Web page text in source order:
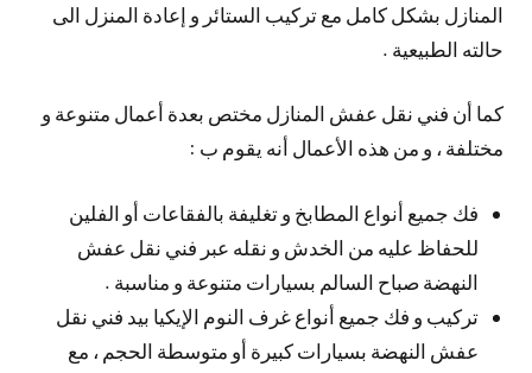
المنازل بشكل كامل مع تركيب الستائر و إعادة المنزل الى
حالته الطبيعية .
كما أن فني نقل عفش المنازل مختص بعدة أعمال متنوعة و
مختلفة ، و من هذه الأعمال أنه يقوم ب :
فك جميع أنواع المطابخ و تغليفة بالفقاعات أو الفلين
للحفاظ عليه من الخدش و نقله عبر فني نقل عفش
النهضة صباح السالم بسيارات متنوعة و مناسبة .
تركيب و فك جميع أنواع غرف النوم الإيكيا بيد فني نقل
عفش النهضة بسيارات كبيرة أو متوسطة الحجم ، مع